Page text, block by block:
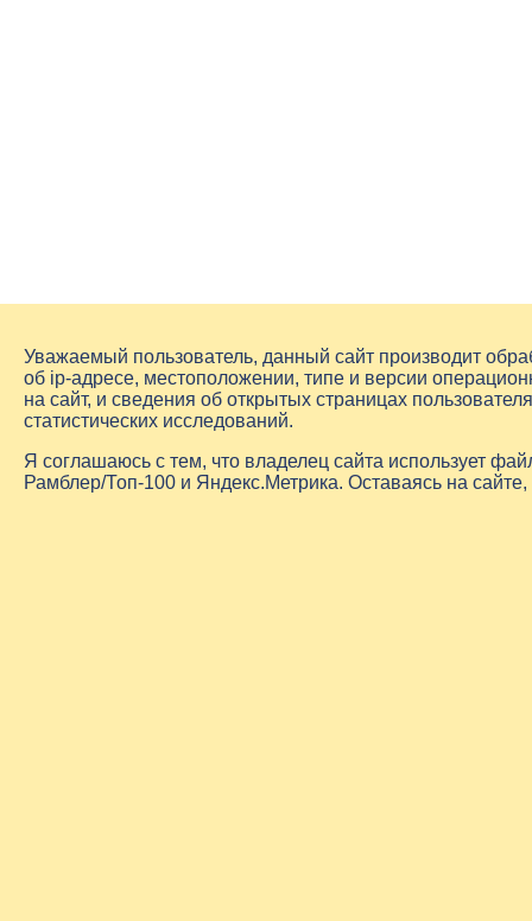
Уважаемый пользователь, данный сайт производит
об ip-адресе, местоположении, типе и версии
на сайт, и сведения об открытых страницах
статистических исследований.
Я соглашаюсь с тем, что владелец сайта использует
Рамблер/Топ-100 и Яндекс.Метрика. Оставаясь на